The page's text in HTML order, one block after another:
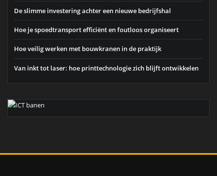
De slimme investering achter een nieuwe bedrijfshal
Hoe je spoedtransport efficiënt en foutloos organiseert
Hoe veilig werken met bouwkranen in de praktijk
Van inkt tot laser: hoe printtechnologie zich blijft ontwikkelen